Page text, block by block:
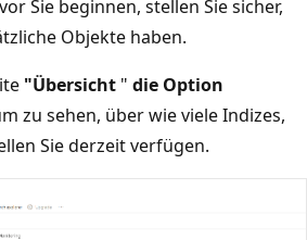
Sie beginnen, stellen Sie sicher,
Objekte haben.
"Übersicht " die Option
zu sehen, über wie viele Indizes,
Sie derzeit verfügen.